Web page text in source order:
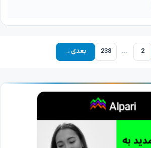
برگه2
… برگه
238 بعدی→